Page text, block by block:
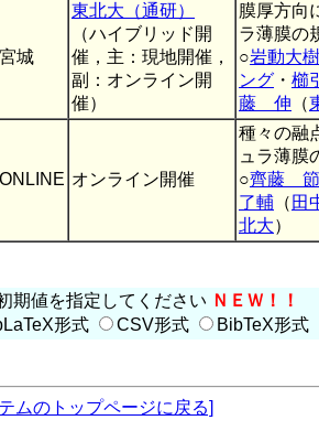
宮城
東北大（通研）
（ハイブリッド開
催，主：現地開催，
副：オンライン開
催）
膜厚方向
ラ薄膜の
○岩動大樹
ング ・ 櫛
藤 伸 （
ONLINE オンライン開催
種々の融
ュラ薄膜
○齊藤 節
了輔 （ 田
北大）
期値を指定してください ＮＥＷ！！
形式 CSV形式 BibTeX形式
ムのトップページに戻る]